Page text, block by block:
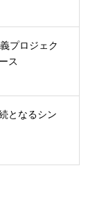
プロジェク
ス
となるシン